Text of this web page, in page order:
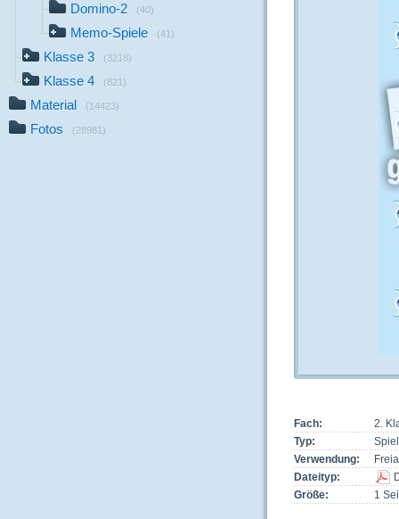
Domino-2 (40)
Memo-Spiele (41)
Klasse 3 (3218)
Klasse 4 (821)
Material (14423)
Fotos (28981)
Fach:
2.
Typ:
Spiel
Verwendung:
Dateityp:
Größe:
1